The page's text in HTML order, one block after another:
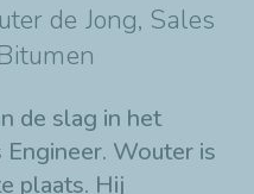
de Jong, Sales
de slag in het
Engineer. Wouter is
plaats. Hij